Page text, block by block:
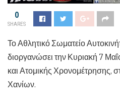
0
SHARES
Το Αθλητικό Σωματείο
διοργανώσει την Κυριακή 7
και Ατομικής Χρονομέτρησης,
Χανίων.